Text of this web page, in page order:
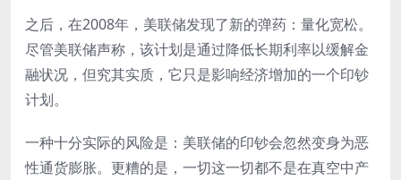
之后，在2008年，美联储发现了新的弹药：量化宽松。
尽管美联储声称，该计划是通过降低长期利率以缓解金
融状况，但究其实质，它只是影响经济增加的一个印钞
计划。
一种十分实际的风险是：美联储的印钞会忽然变身为恶
性通货膨胀。更糟的是，一切这一切都不是在真空中产